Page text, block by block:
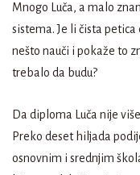
Mnogo Luča, a malo
sistema. Je li čista
nešto nauči i pokaže to
trebalo da budu?
Da diploma Luča nije
Preko deset hiljada
osnovnim i srednjim